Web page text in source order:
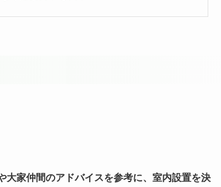
大家仲間のアドバイスを参考に、室内設置を決